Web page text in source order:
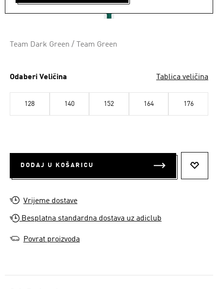
Team Dark Green / Team Green
Odaberi Veličina Tablica veličina
128 140 152 164 176
DODAJ U KOŠARICU
Vrijeme dostave
Besplatna standardna dostava uz adiclub
Povrat proizvoda